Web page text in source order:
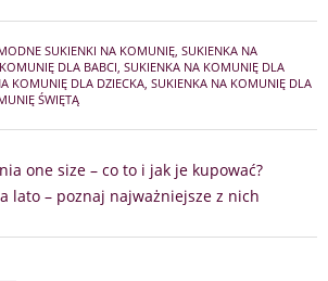
SUKIENKI NA KOMUNIĘ, SUKIENKA NA
DLA BABCI, SUKIENKA NA KOMUNIĘ DLA
KOMUNIĘ DLA DZIECKA, SUKIENKA NA KOMUNIĘ DLA
ŚWIĘTĄ
one size – co to i jak je kupować?
lato – poznaj najważniejsze z nich